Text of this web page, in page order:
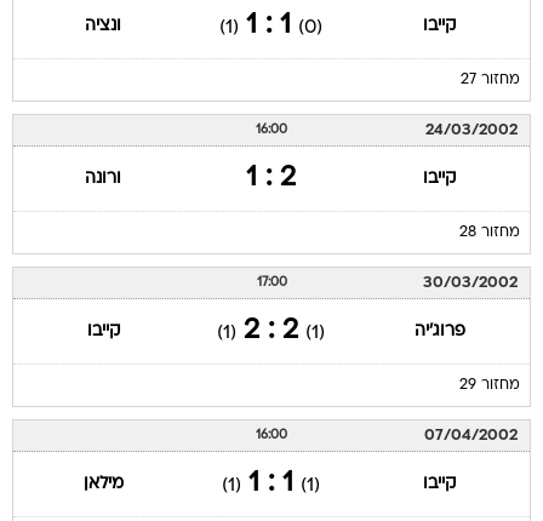
קייבו (0)
1 : 1
(1) ונציה
מחזור 27
24/03/2002
16:00
קייבו 2 : 1 ורונה
מחזור 28
30/03/2002
17:00
פרוג'יה (1)
2 : 2
(1) קייבו
מחזור 29
07/04/2002
16:00
קייבו (1)
1 : 1
(1) מילאן